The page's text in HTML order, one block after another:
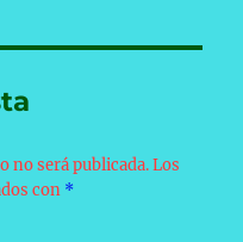
no será publicada. Los
con *